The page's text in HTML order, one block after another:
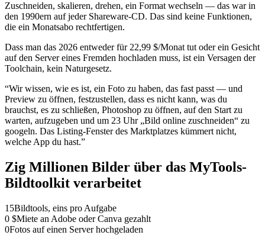
Zuschneiden, skalieren, drehen, ein Format wechseln — das war in
den 1990ern auf jeder Shareware-CD. Das sind keine Funktionen,
die ein Monatsabo rechtfertigen.
Dass man das 2026 entweder für 22,99 $/Monat tut oder ein Gesicht
auf den Server eines Fremden hochladen muss, ist ein Versagen der
Toolchain, kein Naturgesetz.
“Wir wissen, wie es ist, ein Foto zu haben, das fast passt — und
Preview zu öffnen, festzustellen, dass es nicht kann, was du
brauchst, es zu schließen, Photoshop zu öffnen, auf den Start zu
warten, aufzugeben und um 23 Uhr „Bild online zuschneiden“ zu
googeln. Das Listing-Fenster des Marktplatzes kümmert nicht,
welche App du hast.”
Zig Millionen Bilder über das MyTools-
Bildtoolkit verarbeitet
15Bildtools, eins pro Aufgabe
0 $Miete an Adobe oder Canva gezahlt
0Fotos auf einen Server hochgeladen